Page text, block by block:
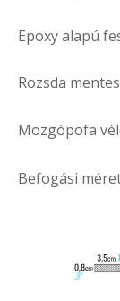
Epoxy alapú
Rozsda
Mozgópofa
Befogási